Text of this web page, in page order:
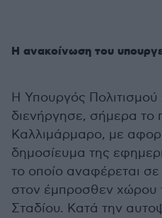
Η ανακοίνωση του
Η Υπουργός
διενήργησε, σήμερα το
Καλλιμάρμαρο, με
δημοσίευμα της
το οποίο αναφέρεται
στον έμπροσθεν χώρου
Σταδίου. Κατά την